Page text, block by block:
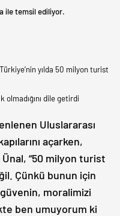
ile temsil ediliyor.
yılda 50 milyon turist
dile getirdi
Uluslararası
açarken,
“50 milyon turist
Çünkü bunun için
moralimizi
ben umuyorum ki